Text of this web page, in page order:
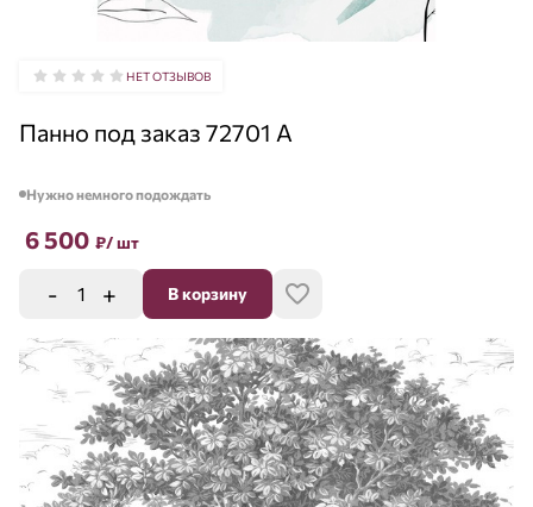
НЕТ ОТЗЫВОВ
Панно под заказ 72701 A
Нужно немного подождать
6 500 ₽/ шт
- + В корзину